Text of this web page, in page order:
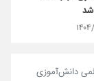
شد
دانش‌آموزی